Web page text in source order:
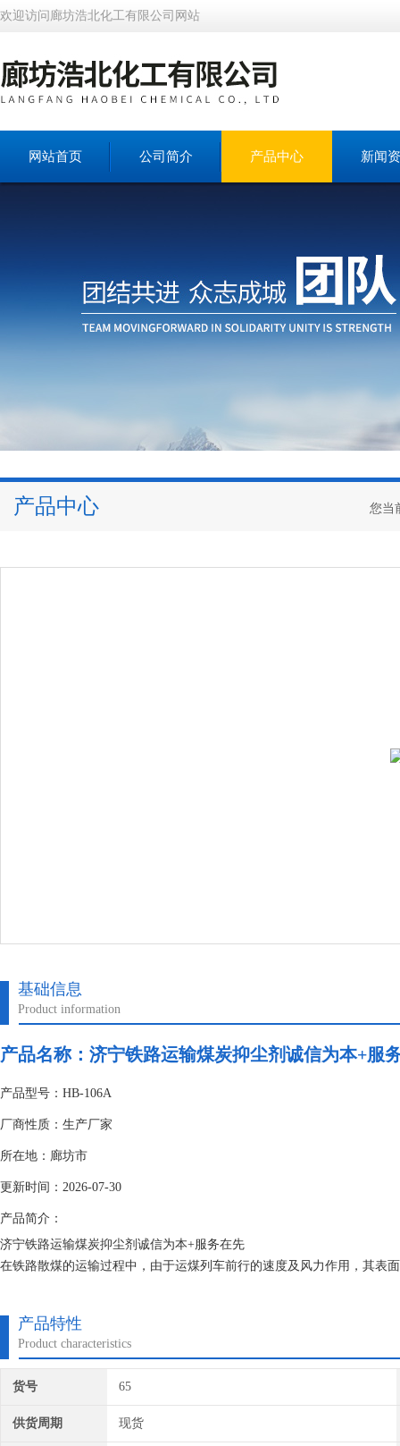
欢迎访问廊坊浩北化工有限公司网站
网站首页 公司简介 产品中心 新闻
产品中心 您当
基础信息
Product information
产品名称： 济宁铁路运输煤炭抑尘剂诚信为本+服
产品型号：HB-106A
厂商性质：生产厂家
所在地：廊坊市
更新时间：2026-07-30
产品简介：
济宁铁路运输煤炭抑尘剂诚信为本+服务在先
在铁路散煤的运输过程中，由于运煤列车前行的速度及风力作用，其表
产品特性
Product characteristics
货号 65
供货周期 现货